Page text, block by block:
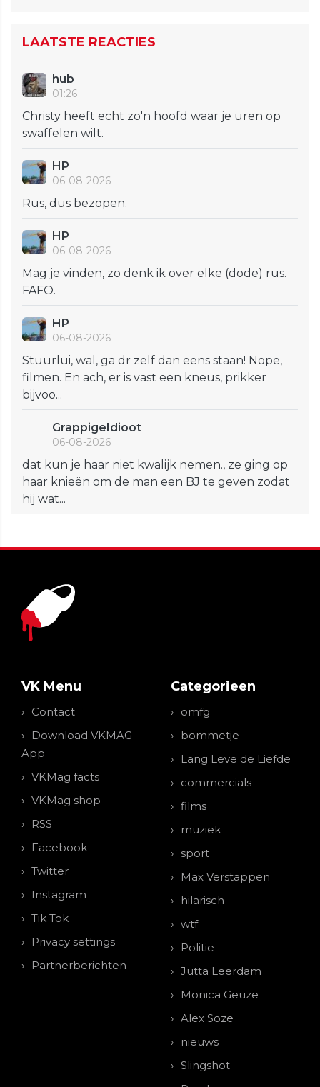
LAATSTE REACTIES
hub
01:26
Christy heeft echt zo'n hoofd waar je uren op
swaffelen wilt.
HP
06-08-2026
Rus, dus bezopen.
HP
06-08-2026
Mag je vinden, zo denk ik over elke (dode) rus.
FAFO.
HP
06-08-2026
Stuurlui, wal, ga dr zelf dan eens staan! Nope,
filmen. En ach, er is vast een kneus, prikker
bijvoo...
GrappigeIdioot
06-08-2026
dat kun je haar niet kwalijk nemen., ze ging op
haar knieën om de man een BJ te geven zodat
hij wat...
VK Menu
Contact
Download VKMAG
App
VKMag facts
VKMag shop
RSS
Facebook
Twitter
Instagram
Tik Tok
Privacy settings
Partnerberichten
Categorieen
omfg
bommetje
Lang Leve de Liefde
commercials
films
muziek
sport
Max Verstappen
hilarisch
wtf
Politie
Jutta Leerdam
Monica Geuze
Alex Soze
nieuws
Slingshot